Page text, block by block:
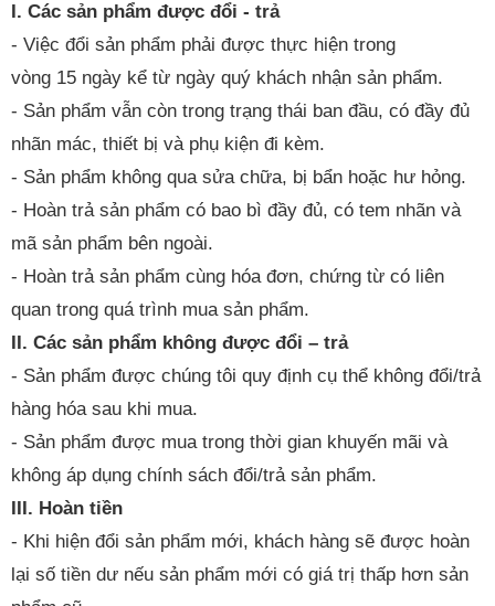
I. Các sản phẩm được đổi - trả
- Việc đổi sản phẩm phải được thực hiện trong
vòng 15 ngày kể từ ngày quý khách nhận sản phẩm.
- Sản phẩm vẫn còn trong trạng thái ban đầu, có đầy đủ
nhãn mác, thiết bị và phụ kiện đi kèm.
- Sản phẩm không qua sửa chữa, bị bẩn hoặc hư hỏng.
- Hoàn trả sản phẩm có bao bì đầy đủ, có tem nhãn và
mã sản phẩm bên ngoài.
- Hoàn trả sản phẩm cùng hóa đơn, chứng từ có liên
quan trong quá trình mua sản phẩm.
II. Các sản phẩm không được đổi – trả
- Sản phẩm được chúng tôi quy định cụ thể không đổi/trả
hàng hóa sau khi mua.
- Sản phẩm được mua trong thời gian khuyến mãi và
không áp dụng chính sách đổi/trả sản phẩm.
III. Hoàn tiền
- Khi hiện đổi sản phẩm mới, khách hàng sẽ được hoàn
lại số tiền dư nếu sản phẩm mới có giá trị thấp hơn sản